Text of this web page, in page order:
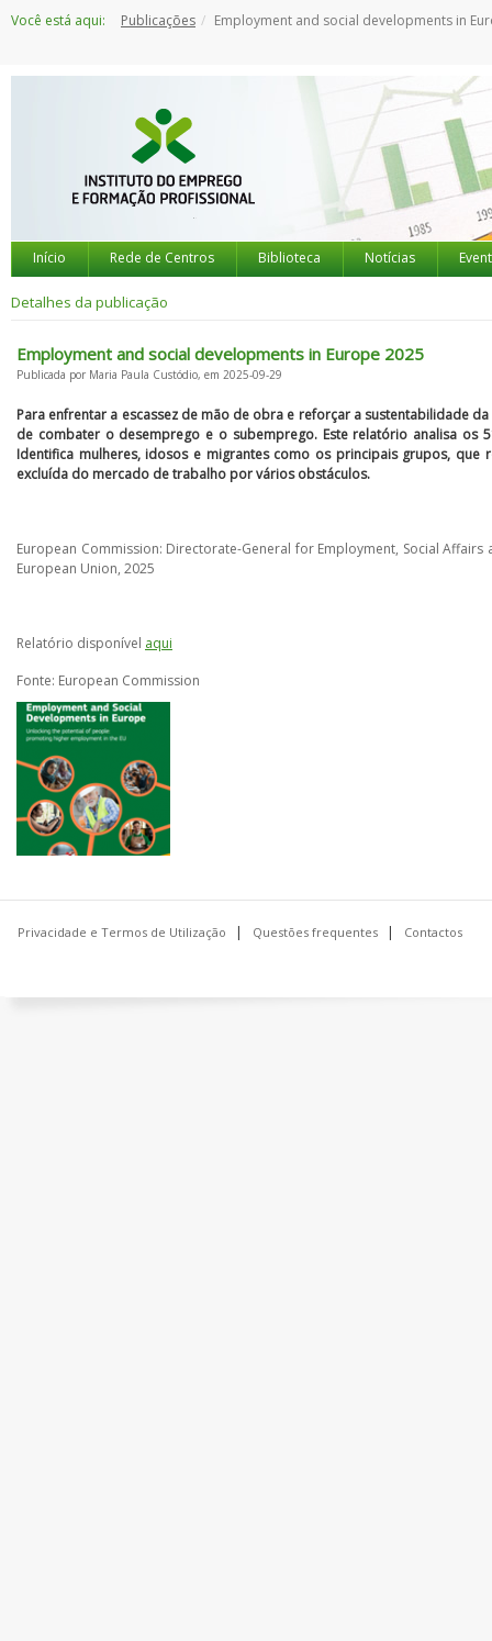
paraVocê está aqui: Publicações Employment and social developments in Europe
Início Rede de Centros Biblioteca Notícias
Detalhes da publicação
Employment and social developments in Europe 2025
Publicada por Maria Paula Custódio, em 2025-09-29
Para enfrentar a escassez de mão de obra e reforçar a sustentabilidade
de combater o desemprego e o subemprego. Este relatório analisa
Identifica mulheres, idosos e migrantes como os principais grupos,
excluída do mercado de trabalho por vários obstáculos.
European Commission: Directorate-General for Employment, Social
European Union, 2025
Relatório disponível aqui
Fonte: European Commission
Privacidade e Termos de Utilização Questões frequentes Contactos